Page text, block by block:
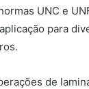
UNC e
para
de